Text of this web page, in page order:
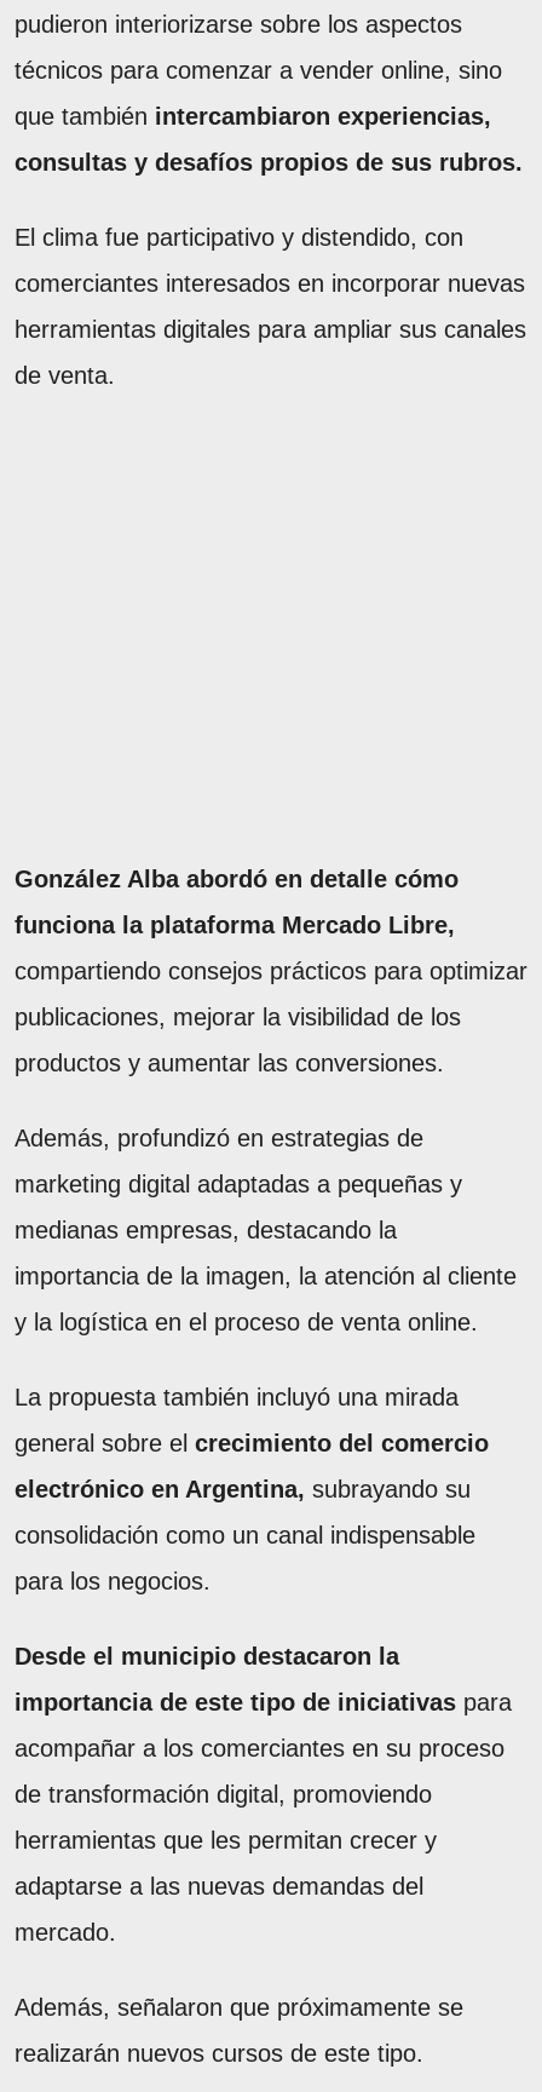
pudieron interiorizarse sobre los aspectos
técnicos para comenzar a vender online, sino
que también intercambiaron experiencias,
consultas y desafíos propios de sus rubros.
El clima fue participativo y distendido, con
comerciantes interesados en incorporar nuevas
herramientas digitales para ampliar sus canales
de venta.
González Alba abordó en detalle cómo
funciona la plataforma Mercado Libre,
compartiendo consejos prácticos para optimizar
publicaciones, mejorar la visibilidad de los
productos y aumentar las conversiones.
Además, profundizó en estrategias de
marketing digital adaptadas a pequeñas y
medianas empresas, destacando la
importancia de la imagen, la atención al cliente
y la logística en el proceso de venta online.
La propuesta también incluyó una mirada
general sobre el crecimiento del comercio
electrónico en Argentina, subrayando su
consolidación como un canal indispensable
para los negocios.
Desde el municipio destacaron la
importancia de este tipo de iniciativas para
acompañar a los comerciantes en su proceso
de transformación digital, promoviendo
herramientas que les permitan crecer y
adaptarse a las nuevas demandas del
mercado.
Además, señalaron que próximamente se
realizarán nuevos cursos de este tipo.